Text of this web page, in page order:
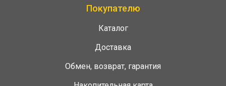
Покупателю
Каталог
Доставка
Обмен, возврат, гарантия